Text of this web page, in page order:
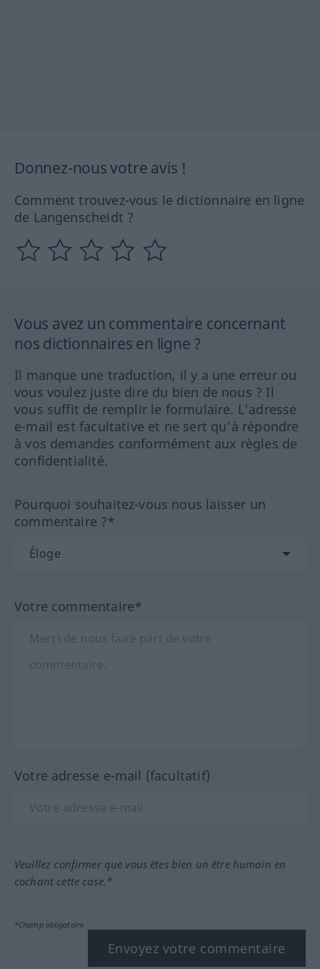
Donnez-nous votre avis !
Comment trouvez-vous le dictionnaire en ligne
de Langenscheidt ?
Vous avez un commentaire concernant
nos dictionnaires en ligne ?
Il manque une traduction, il y a une erreur ou
vous voulez juste dire du bien de nous ? Il
vous suffit de remplir le formulaire. L'adresse
e-mail est facultative et ne sert qu'à répondre
à vos demandes conformément aux règles de
confidentialité.
Pourquoi souhaitez-vous nous laisser un
commentaire ?*
Votre commentaire*
Votre adresse e-mail (facultatif)
Veuillez confirmer que vous êtes bien un être humain en
cochant cette case.*
*Champ obligatoire
Envoyez votre commentaire